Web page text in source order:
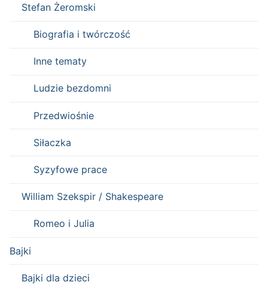
Stefan Żeromski
Biografia i twórczość
Inne tematy
Ludzie bezdomni
Przedwiośnie
Siłaczka
Syzyfowe prace
William Szekspir / Shakespeare
Romeo i Julia
Bajki
Bajki dla dzieci